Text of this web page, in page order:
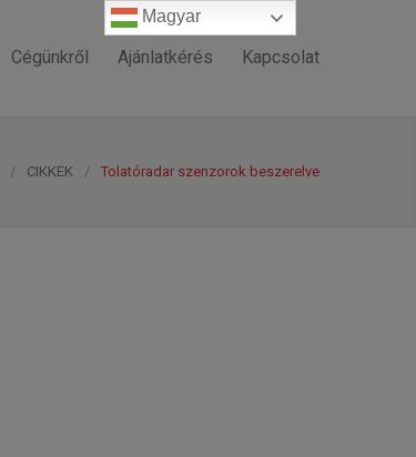
Cégünkről Ajánlatkérés Kapcsolat
/ CIKKEK / Tolatóradar szenzorok beszerelve
Magyar